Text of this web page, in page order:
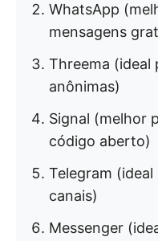
WhatsApp
mensagens
Threema (ideal
anônimas)
Signal (melhor
código aberto)
Telegram
canais)
Messenger